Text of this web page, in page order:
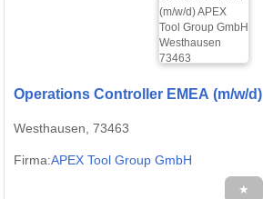
Operations Controller EMEA (m/w/d)
Westhausen, 73463
Firma:APEX Tool Group GmbH
★